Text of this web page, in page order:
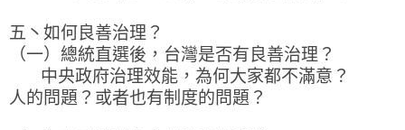
五丶如何良善治理？
（一）總統直選後，台灣是否有良善治理？
中央政府治理效能，為何大家都不滿意？
人的問題？或者也有制度的問題？